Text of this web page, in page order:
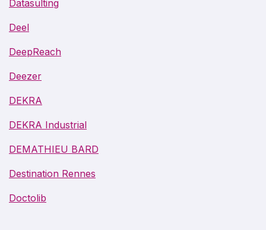
Datasulting
Deel
DeepReach
Deezer
DEKRA
DEKRA Industrial
DEMATHIEU BARD
Destination Rennes
Doctolib